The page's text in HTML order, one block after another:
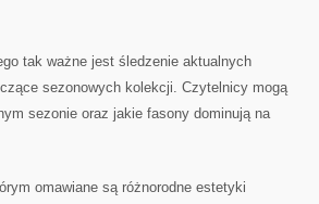
tak ważne jest śledzenie aktualnych
sezonowych kolekcji. Czytelnicy mogą
sezonie oraz jakie fasony dominują na
omawiane są różnorodne estetyki